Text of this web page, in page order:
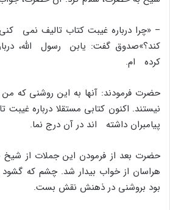
– «چرا درباره غیبت کتاب تالیف نمى
کند؟»صدوق گفت: یابن رسول الله،
کرده ام.
حضرت فرمودند: آنها به این روشنى که
نیستند. اکنون کتابى مستقلا درباره غیبت
پیامبران داشته اند در آن درج نما.
حضرت بعد از فرمودن این جملات از
هراسان از خواب بیدار شد. چشم که
بود بروشنى در ذهنش نقش بست.